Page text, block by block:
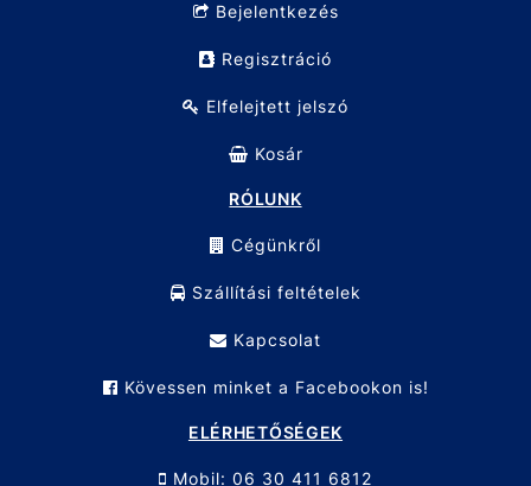
Bejelentkezés
Regisztráció
Elfelejtett jelszó
Kosár
RÓLUNK
Cégünkről
Szállítási feltételek
Kapcsolat
Kövessen minket a Facebookon is!
ELÉRHETŐSÉGEK
Mobil: 06 30 411 6812